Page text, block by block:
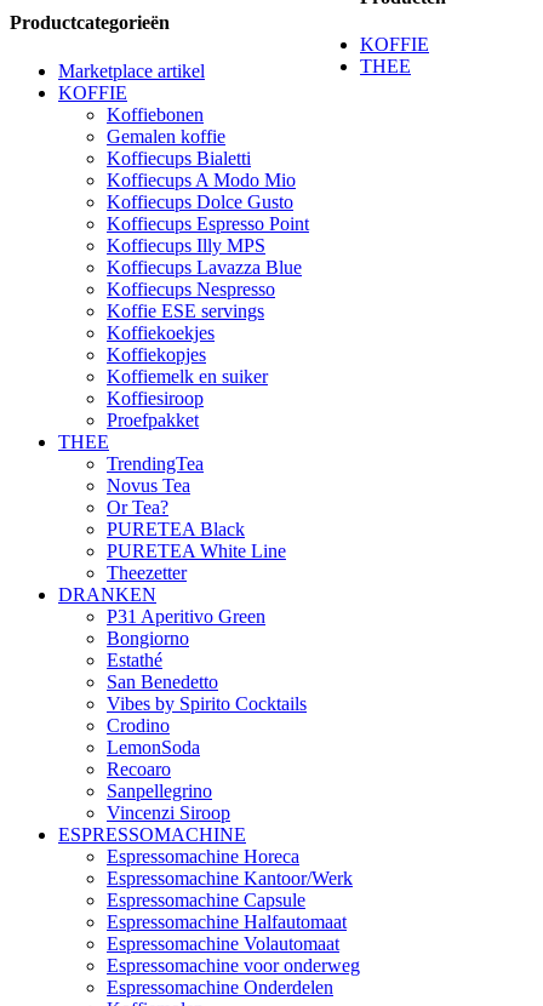
Productcategorieën
Marketplace artikel
KOFFIE
Koffiebonen
Gemalen koffie
Koffiecups Bialetti
Koffiecups A Modo Mio
Koffiecups Dolce Gusto
Koffiecups Espresso Point
Koffiecups Illy MPS
Koffiecups Lavazza Blue
Koffiecups Nespresso
Koffie ESE servings
Koffiekoekjes
Koffiekopjes
Koffiemelk en suiker
Koffiesiroop
Proefpakket
THEE
TrendingTea
Novus Tea
Or Tea?
PURETEA Black
PURETEA White Line
Theezetter
DRANKEN
P31 Aperitivo Green
Bongiorno
Estathé
San Benedetto
Vibes by Spirito Cocktails
Crodino
LemonSoda
Recoaro
Sanpellegrino
Vincenzi Siroop
ESPRESSOMACHINE
Espressomachine Horeca
Espressomachine Kantoor/Werk
Espressomachine Capsule
Espressomachine Halfautomaat
Espressomachine Volautomaat
Espressomachine voor onderweg
Espressomachine Onderdelen
KOFFIE
THEE